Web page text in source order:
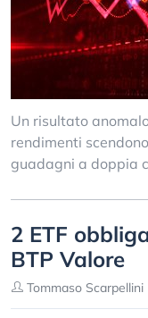
Un risultato
rendimenti
guadagni a doppia
2 ETF
BTP Valore
Tommaso Scarpellini